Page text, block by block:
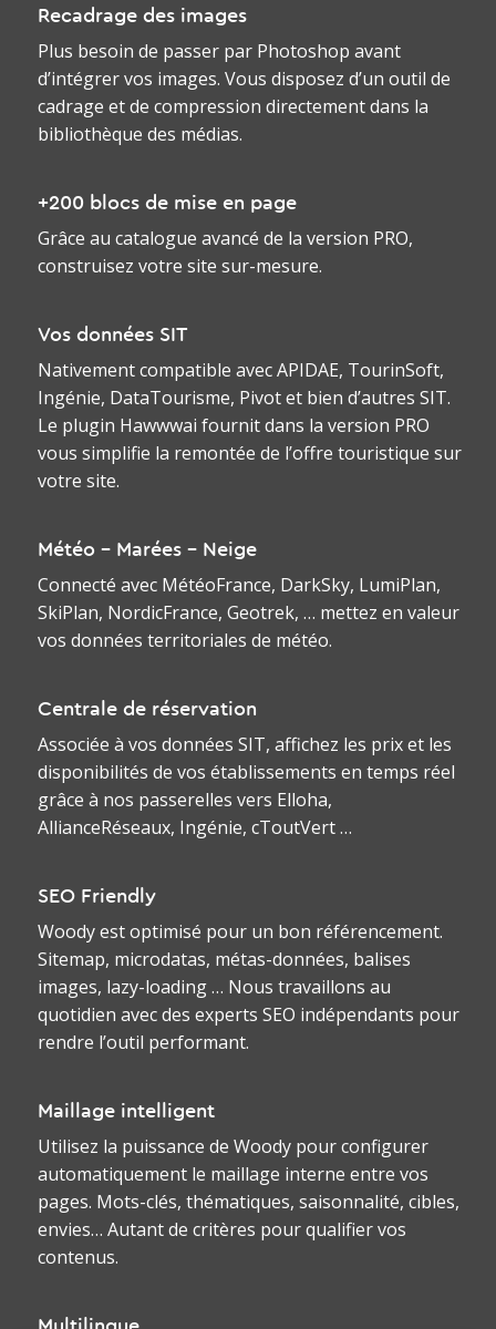
Recadrage des images
Plus besoin de passer par Photoshop avant
d’intégrer vos images. Vous disposez d’un outil de
cadrage et de compression directement dans la
bibliothèque des médias.
+200 blocs de mise en page
Grâce au catalogue avancé de la version PRO,
construisez votre site sur-mesure.
Vos données SIT
Nativement compatible avec APIDAE, TourinSoft,
Ingénie, DataTourisme, Pivot et bien d’autres SIT.
Le plugin Hawwwai fournit dans la version PRO
vous simplifie la remontée de l’offre touristique sur
votre site.
Météo - Marées - Neige
Connecté avec MétéoFrance, DarkSky, LumiPlan,
SkiPlan, NordicFrance, Geotrek, … mettez en valeur
vos données territoriales de météo.
Centrale de réservation
Associée à vos données SIT, affichez les prix et les
disponibilités de vos établissements en temps réel
grâce à nos passerelles vers Elloha,
AllianceRéseaux, Ingénie, cToutVert …
SEO Friendly
Woody est optimisé pour un bon référencement.
Sitemap, microdatas, métas-données, balises
images, lazy-loading … Nous travaillons au
quotidien avec des experts SEO indépendants pour
rendre l’outil performant.
Maillage intelligent
Utilisez la puissance de Woody pour configurer
automatiquement le maillage interne entre vos
pages. Mots-clés, thématiques, saisonnalité, cibles,
envies… Autant de critères pour qualifier vos
contenus.